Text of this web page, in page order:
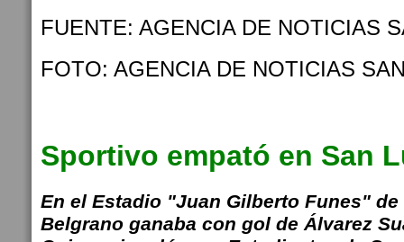
FUENTE: AGENCIA DE NOTICIAS
FOTO: AGENCIA DE NOTICIAS
Sportivo empató en San
En el Estadio "Juan Gilberto Funes"
Belgrano ganaba con gol de Álvarez